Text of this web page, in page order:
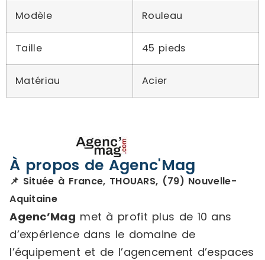
Modèle Rouleau
Taille 45 pieds
Matériau Acier
À propos de Agenc'Mag
📌 Située à France, THOUARS, (79) Nouvelle-
Aquitaine
Agenc’Mag met à profit plus de 10 ans
d’expérience dans le domaine de
l’équipement et de l’agencement d’espaces